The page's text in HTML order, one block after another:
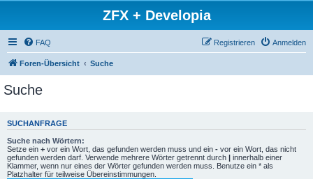
ZFX + Developia
FAQ Anmelden
Registrieren
Foren-Übersicht Suche
Suche
SUCHANFRAGE
Suche nach Wörtern:
Setze ein + vor ein Wort, das gefunden werden muss und ein - vor ein Wort, das nicht
gefunden werden darf. Verwende mehrere Wörter getrennt durch | innerhalb einer
Klammer, wenn nur eines der Wörter gefunden werden muss. Benutze ein * als
Platzhalter für teilweise Übereinstimmungen.